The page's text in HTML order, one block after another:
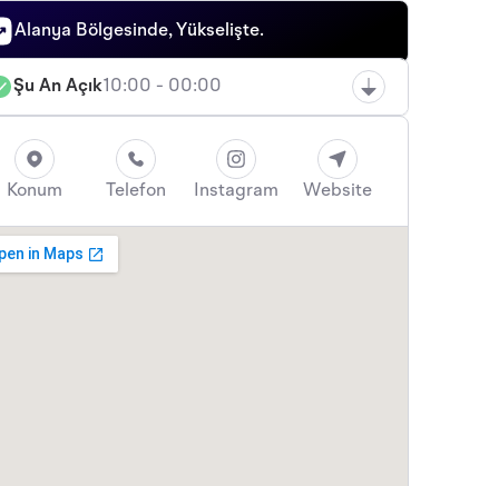
Alanya Bölgesinde, Yükselişte.
Şu An Açık10:00 - 00:00
Konum Telefon Instagram Website